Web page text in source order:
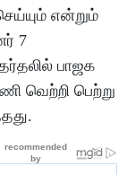
என்றும்
7
பாஜக
வெற்றி பெற்று